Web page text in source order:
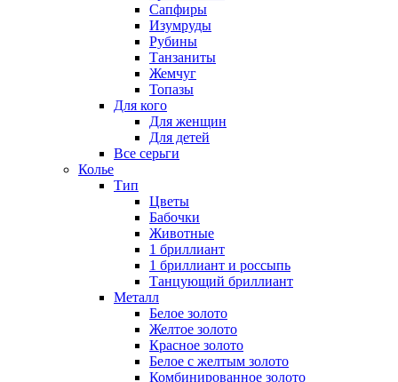
Сапфиры
Изумруды
Рубины
Танзаниты
Жемчуг
Топазы
Для кого
Для женщин
Для детей
Все серьги
Колье
Тип
Цветы
Бабочки
Животные
1 бриллиант
1 бриллиант и россыпь
Танцующий бриллиант
Металл
Белое золото
Желтое золото
Красное золото
Белое с желтым золото
Комбинированное золото